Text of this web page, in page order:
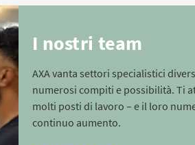
I nostri team
AXA vanta settori specialistici
numerosi compiti e possibilità. Ti
molti posti di lavoro – e il loro
continuo aumento.